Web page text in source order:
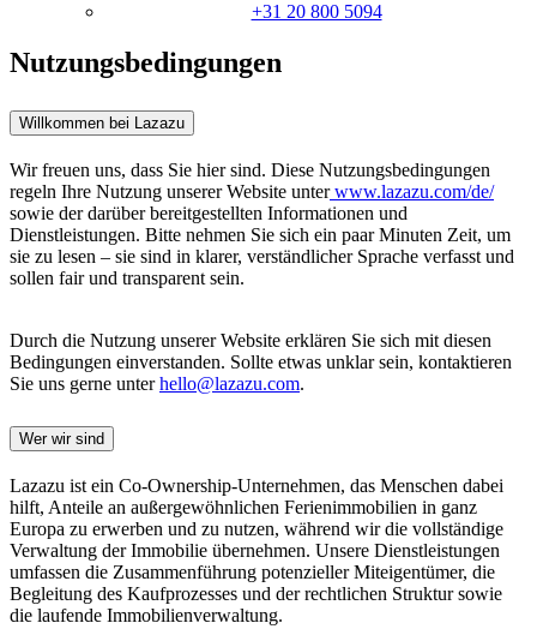
+31 20 800 5094
Nutzungsbedingungen
Willkommen bei Lazazu
Wir freuen uns, dass Sie hier sind. Diese Nutzungsbedingungen
regeln Ihre Nutzung unserer Website unterwww.lazazu.com/de/
sowie der darüber bereitgestellten Informationen und
Dienstleistungen. Bitte nehmen Sie sich ein paar Minuten Zeit, um
sie zu lesen – sie sind in klarer, verständlicher Sprache verfasst und
sollen fair und transparent sein.
Durch die Nutzung unserer Website erklären Sie sich mit diesen
Bedingungen einverstanden. Sollte etwas unklar sein, kontaktieren
Sie uns gerne unterhello@lazazu.com.
Wer wir sind
Lazazu ist ein Co-Ownership-Unternehmen, das Menschen dabei
hilft, Anteile an außergewöhnlichen Ferienimmobilien in ganz
Europa zu erwerben und zu nutzen, während wir die vollständige
Verwaltung der Immobilie übernehmen. Unsere Dienstleistungen
umfassen die Zusammenführung potenzieller Miteigentümer, die
Begleitung des Kaufprozesses und der rechtlichen Struktur sowie
die laufende Immobilienverwaltung.